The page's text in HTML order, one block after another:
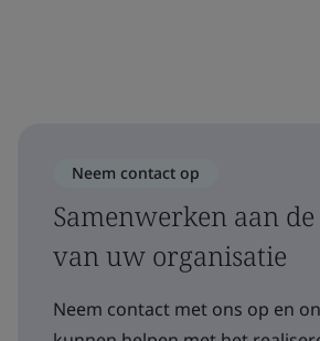
Neem contact op
Samenwerken aan
van uw organisatie
Neem contact met ons op en